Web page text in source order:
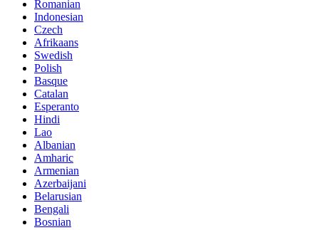
Romanian
Indonesian
Czech
Afrikaans
Swedish
Polish
Basque
Catalan
Esperanto
Hindi
Lao
Albanian
Amharic
Armenian
Azerbaijani
Belarusian
Bengali
Bosnian